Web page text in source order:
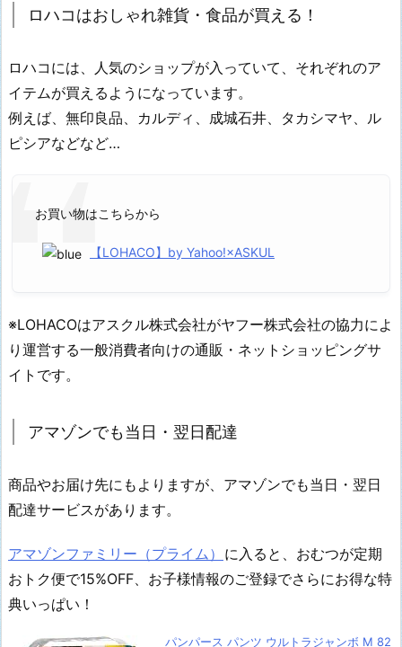
ロハコはおしゃれ雑貨・食品が買える！
ロハコには、人気のショップが入っていて、それぞれのア
イテムが買えるようになっています。
例えば、無印良品、カルディ、成城石井、タカシマヤ、ル
ピシアなどなど…
お買い物はこちらから
【LOHACO】by Yahoo!×ASKUL
※LOHACOはアスクル株式会社がヤフー株式会社の協力によ
り運営する一般消費者向けの通販・ネットショッピングサ
イトです。
アマゾンでも当日・翌日配達
商品やお届け先にもよりますが、アマゾンでも当日・翌日
配達サービスがあります。
アマゾンファミリー（プライム） に入ると、おむつが定期
おトク便で15%OFF、お子様情報のご登録でさらにお得な特
典いっぱい！
パンパース パンツ ウルトラジャンボ M 82